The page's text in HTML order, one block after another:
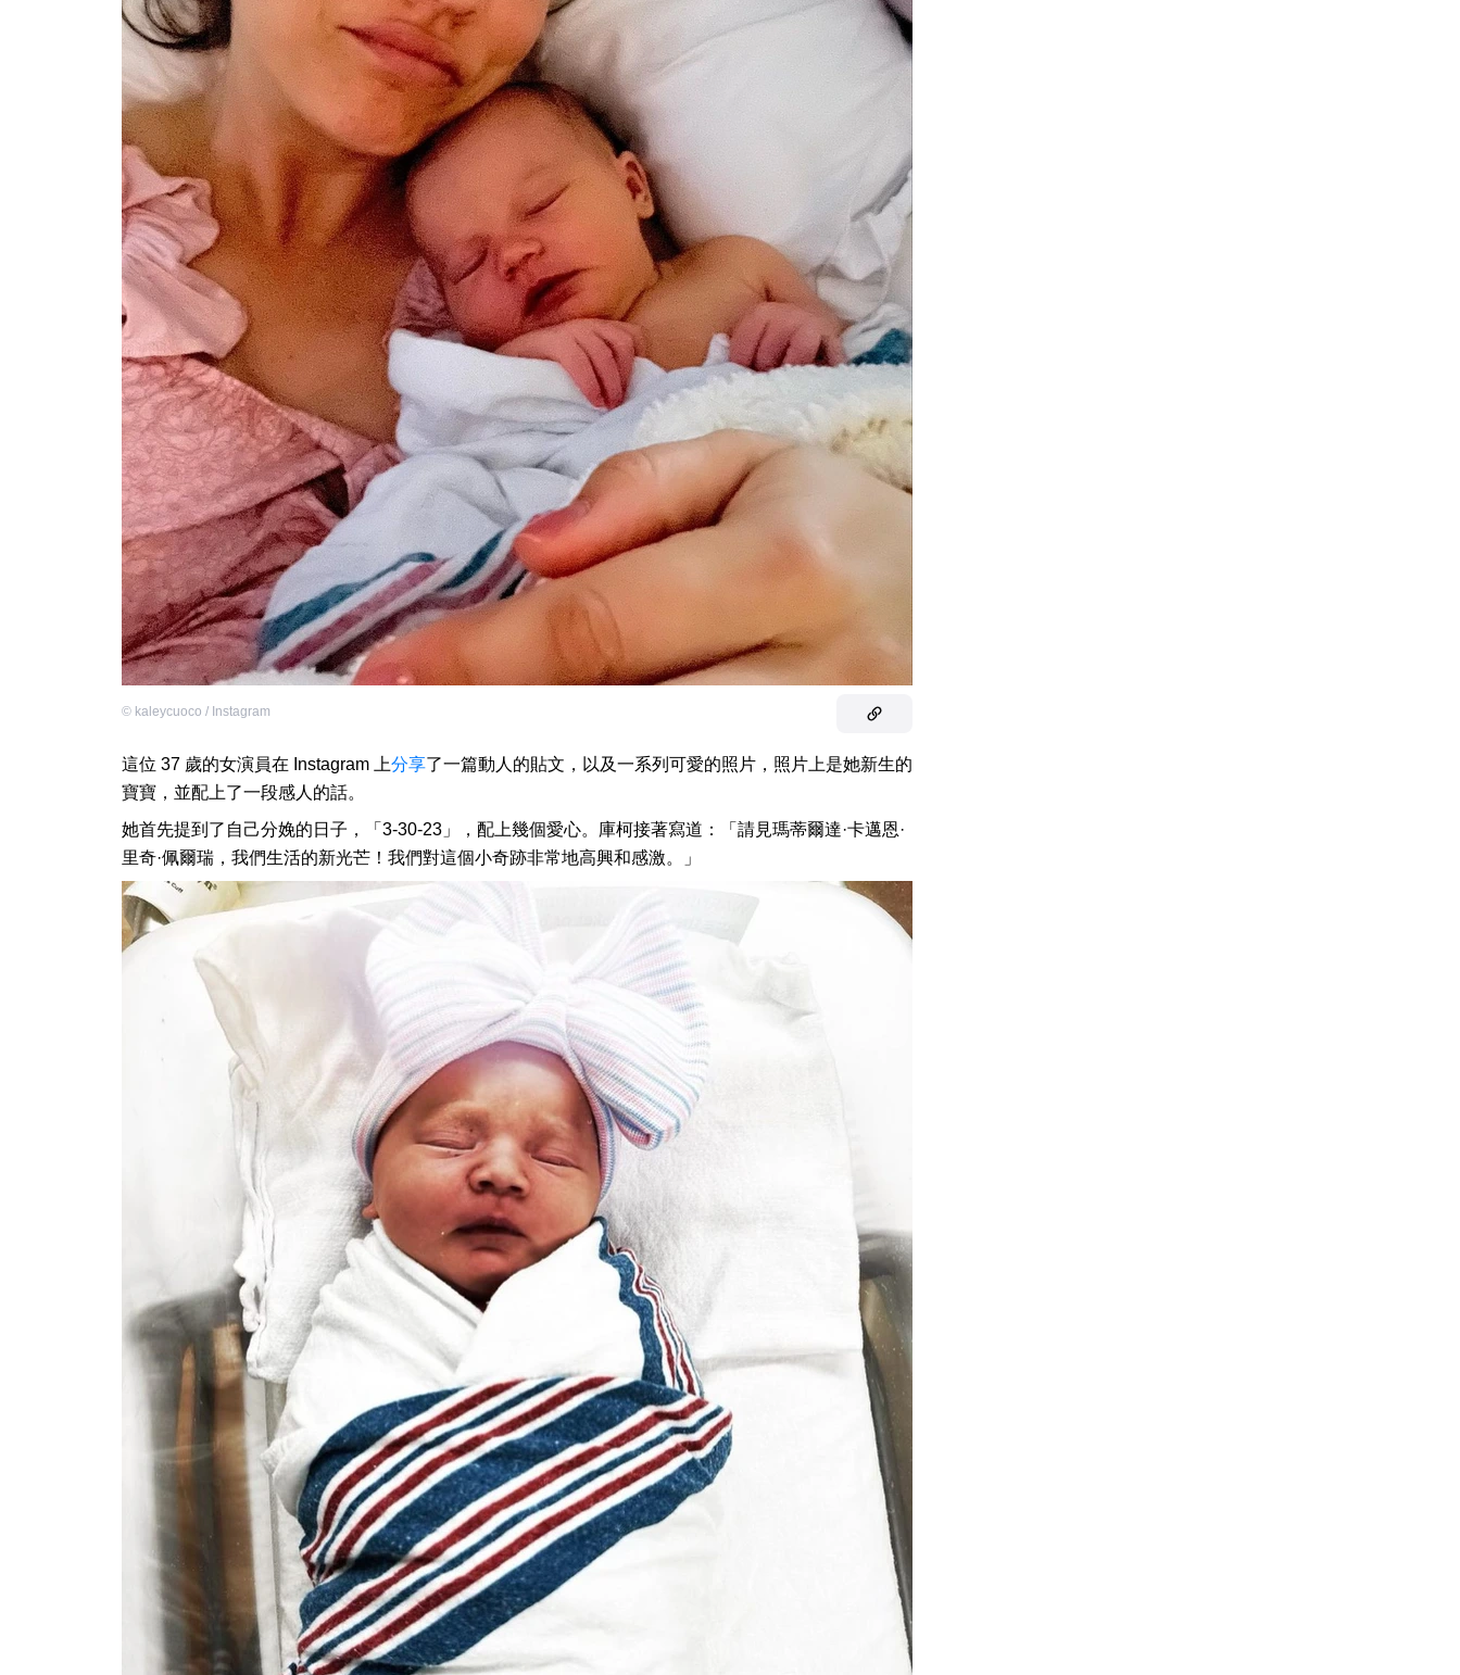
© kaleycuoco / Instagram
這位 37 歲的女演員在 Instagram 上分享了一篇動人的貼文，以及一系列可愛的照片，照片上是她新生的
寶寶，並配上了一段感人的話。
她首先提到了自己分娩的日子，「3-30-23」，配上幾個愛心。庫柯接著寫道：「請見瑪蒂爾達·卡邁恩·
里奇·佩爾瑞，我們生活的新光芒！我們對這個小奇跡非常地高興和感激。」